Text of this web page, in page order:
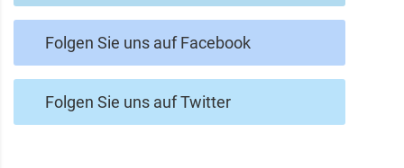
Folgen Sie uns auf Facebook
Folgen Sie uns auf Twitter